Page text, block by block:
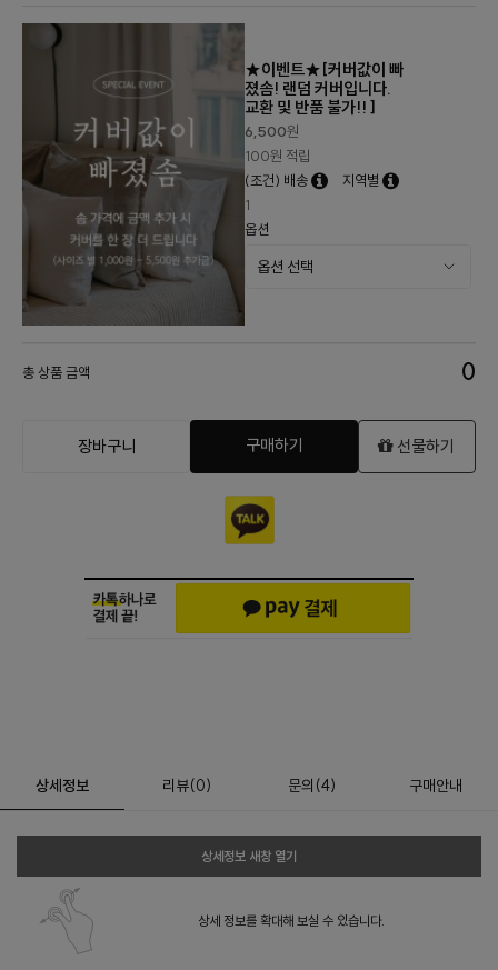
★이벤트★[커버값이 빠
졌솜! 랜덤 커버입니다.
교환 및 반품 불가!! ]
6,500원
100원 적립
(조건) 배송
지역별
1
옵션
총 상품 금액 0
장바구니 구매하기 선물하기
상세정보 리뷰(0) 문의 (4) 구매안내
상세정보 새창 열기
상세 정보를 확대해 보실 수 있습니다.